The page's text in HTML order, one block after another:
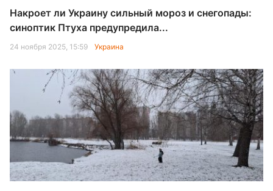
Накроет ли Украину сильный мороз и снегопады:
синоптик Птуха предупредила...
24 ноября 2025, 15:59 Украина